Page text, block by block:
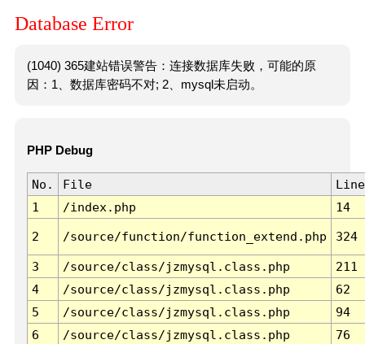
Database Error
(1040) 365建站错误警告：连接数据库失败，可能的原
因：1、数据库密码不对; 2、mysql未启动。
PHP Debug
No. File
Line
1
/index.php 14
2 /source/function/function_extend.php 324
3 /source/class/jzmysql.class.php
211
4
/source/class/jzmysql.class.php
62
5
/source/class/jzmysql.class.php
94
6
/source/class/jzmysql.class.php 76